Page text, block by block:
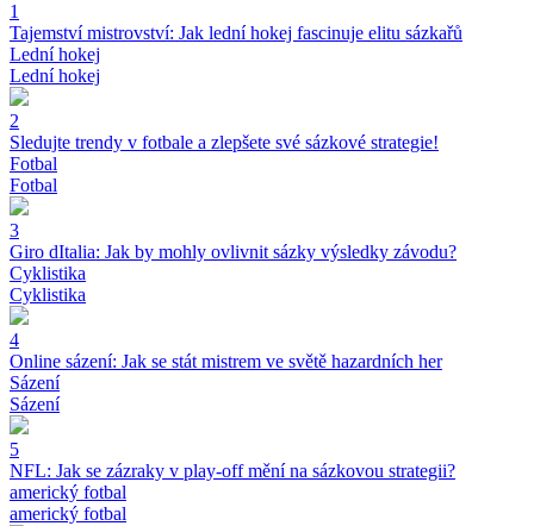
1
Tajemství mistrovství: Jak lední hokej fascinuje elitu sázkařů
Lední hokej
Lední hokej
2
Sledujte trendy v fotbale a zlepšete své sázkové strategie!
Fotbal
Fotbal
3
Giro dItalia: Jak by mohly ovlivnit sázky výsledky závodu?
Cyklistika
Cyklistika
4
Online sázení: Jak se stát mistrem ve světě hazardních her
Sázení
Sázení
5
NFL: Jak se zázraky v play-off mění na sázkovou strategii?
americký fotbal
americký fotbal